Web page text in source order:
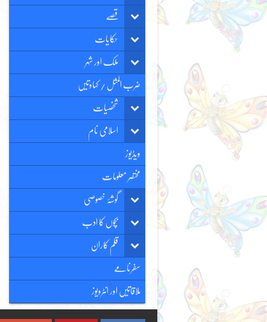
قصّے
حکایات
ملک اور شہر
ضرب المثل / کہاوتیں
شخصیات
اسلامی نام
ویڈیوز
مختصر معلومات
گوشۂ خصوصی
بچوں کا ادب
قلم کاران
سفرنامے
ملاقاتیں اور انٹرویوز